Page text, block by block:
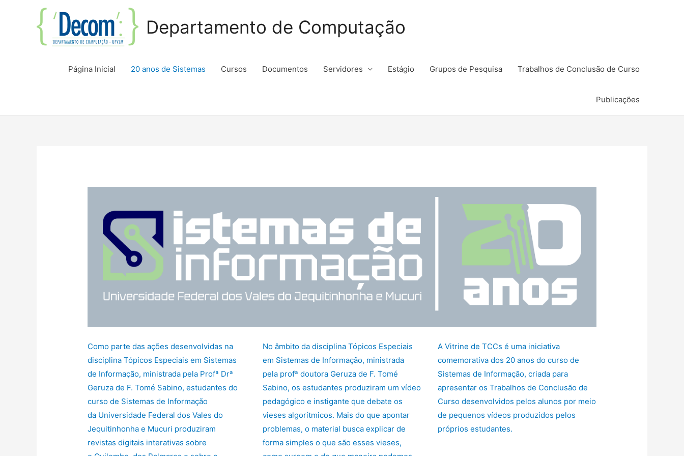
Departamento de Computação
Página Inicial 20 anos de Sistemas Cursos Documentos Servidores Estágio Grupos de Pesquisa Trabalhos de Conclusão de Curso
Publicações
Como parte das ações desenvolvidas na
disciplina Tópicos Especiais em Sistemas
de Informação, ministrada pela Profª Drª
Geruza de F. Tomé Sabino, estudantes do
curso de Sistemas de Informação
da Universidade Federal dos Vales do
Jequitinhonha e Mucuri produziram
revistas digitais interativas sobre
No âmbito da disciplina Tópicos Especiais
em Sistemas de Informação, ministrada
pela profª doutora Geruza de F. Tomé
Sabino, os estudantes produziram um vídeo
pedagógico e instigante que debate os
vieses algorítmicos. Mais do que apontar
problemas, o material busca explicar de
forma simples o que são esses vieses,
A Vitrine de TCCs é uma iniciativa
comemorativa dos 20 anos do curso de
Sistemas de Informação, criada para
apresentar os Trabalhos de Conclusão de
Curso desenvolvidos pelos alunos por meio
de pequenos vídeos produzidos pelos
próprios estudantes.